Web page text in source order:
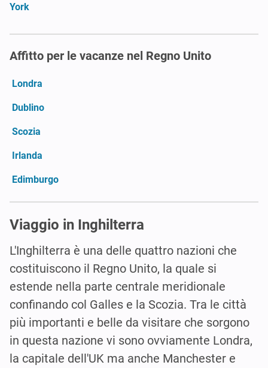
York
Affitto per le vacanze nel Regno Unito
Londra
Dublino
Scozia
Irlanda
Edimburgo
Viaggio in Inghilterra
L'Inghilterra è una delle quattro nazioni che
costituiscono il Regno Unito, la quale si
estende nella parte centrale meridionale
confinando col Galles e la Scozia. Tra le città
più importanti e belle da visitare che sorgono
in questa nazione vi sono ovviamente Londra,
la capitale dell'UK ma anche Manchester e